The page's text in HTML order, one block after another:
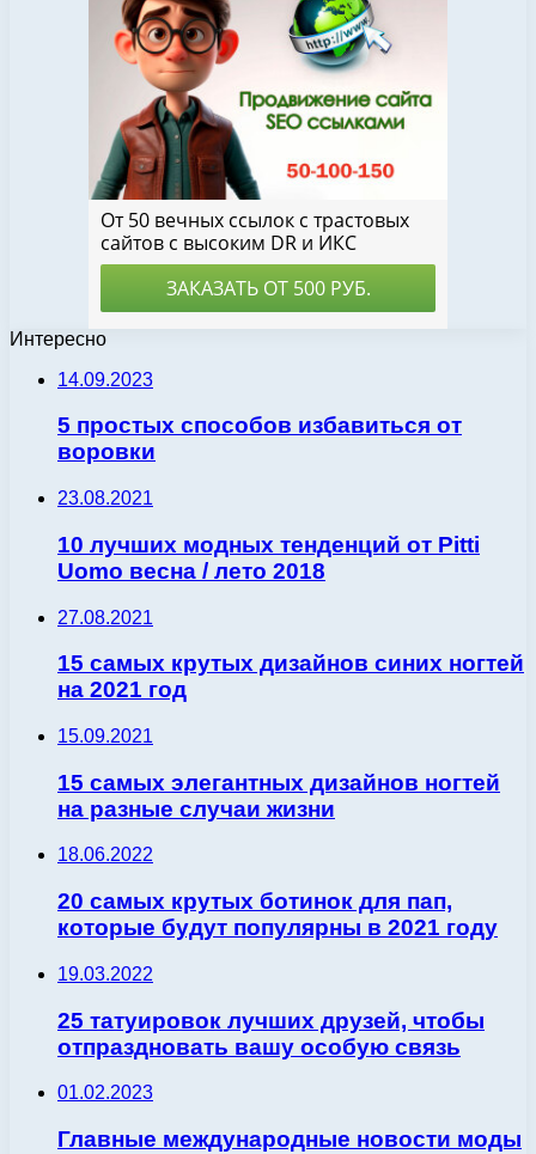
Интересно
14.09.2023
5 простых способов избавиться от
воровки
23.08.2021
10 лучших модных тенденций от Pitti
Uomo весна / лето 2018
27.08.2021
15 самых крутых дизайнов синих ногтей
на 2021 год
15.09.2021
15 самых элегантных дизайнов ногтей
на разные случаи жизни
18.06.2022
20 самых крутых ботинок для пап,
которые будут популярны в 2021 году
19.03.2022
25 татуировок лучших друзей, чтобы
отпраздновать вашу особую связь
01.02.2023
Главные международные новости моды